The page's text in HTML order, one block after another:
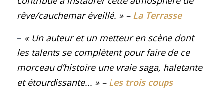
rêve/cauchemar éveillé. » – La Terrasse
– « Un auteur et un metteur en scène dont
les talents se complètent pour faire de ce
morceau d’histoire une vraie saga, haletante
et étourdissante... » – Les trois coups